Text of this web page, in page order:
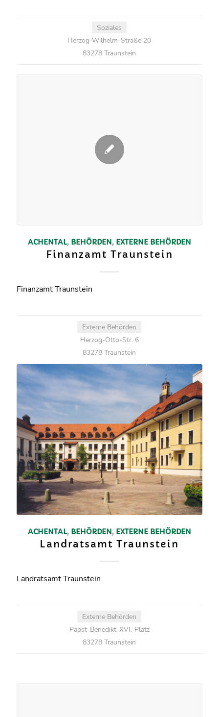
Soziales
Herzog-Wilhelm-Straße 20
83278 Traunstein
ACHENTAL, BEHÖRDEN, EXTERNE BEHÖRDEN
Finanzamt Traunstein
Finanzamt Traunstein
Externe Behörden
Herzog-Otto-Str. 6
83278 Traunstein
ACHENTAL, BEHÖRDEN, EXTERNE BEHÖRDEN
Landratsamt Traunstein
Landratsamt Traunstein
Externe Behörden
Papst-Benedikt-XVI.-Platz
83278 Traunstein